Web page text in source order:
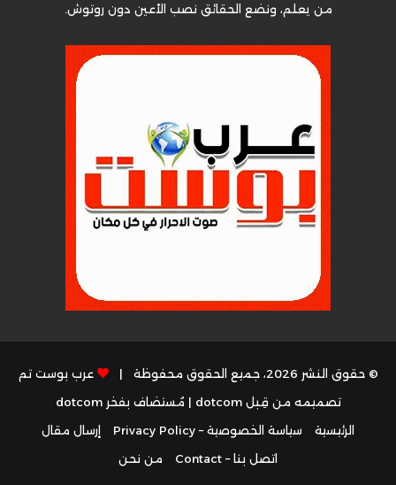
من يعلم، ونضع الحقائق نصب الأعين دون روتوش.
© حقوق النشر 2026، جميع الحقوق محفوظة |
عرب بوست تم
تصميمه من قِبل dotcom
| مُستضاف بفخرdotcom
الرئيسية
سياسة الخصوصية – Privacy Policy
إرسال مقال
اتصل بنا – Contact
من نحن